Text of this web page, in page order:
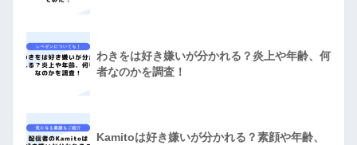
わきをは好き嫌いが分かれる？炎上や年齢、何
者なのかを調査！
Kamitoは好き嫌いが分かれる？素顔や年齢、